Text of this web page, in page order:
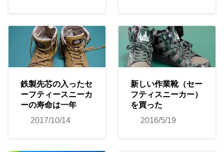
鉄製先芯の入ったセ
ーフティースニーカ
ーの寿命は一年
2017/10/14
新しい作業靴（セー
フティスニーカー）
を買った
2016/5/19